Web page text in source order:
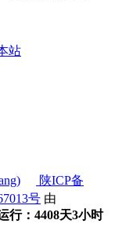
站
陕ICP备
号 由
行：4408天3小时